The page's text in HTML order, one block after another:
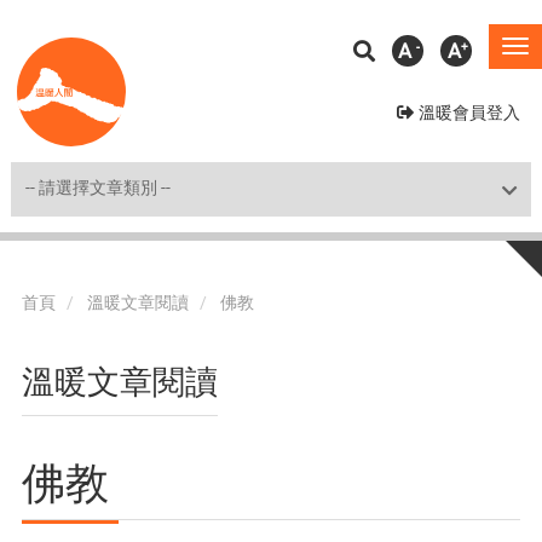
至
主
溫暖會員登入
A A
Shortcut
首頁 溫暖文章閱讀 佛教
溫暖文章閱讀
佛教